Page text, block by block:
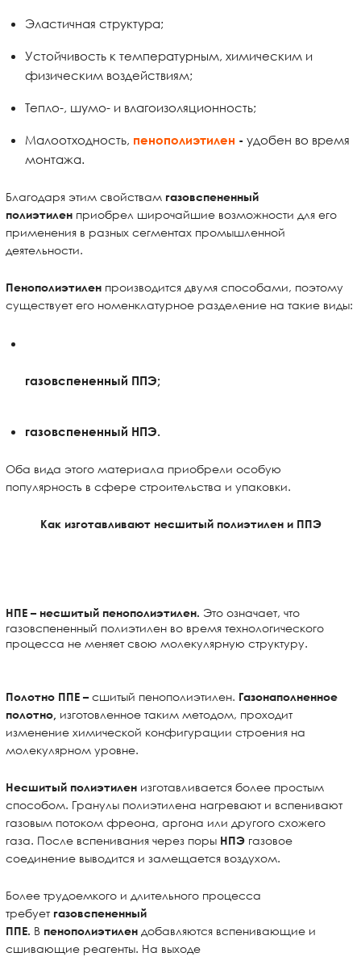
Эластичная структура;
Устойчивость к температурным, химическим и
физическим воздействиям;
Тепло-, шумо- и влагоизоляционность;
Малоотходность, пенополиэтилен - удобен во время
монтажа.
Благодаря этим свойствам газовспененный
полиэтилен приобрел широчайшие возможности для его
применения в разных сегментах промышленной
деятельности.
Пенополиэтилен производится двумя способами, поэтому
существует его номенклатурное разделение на такие виды:
газовспененный ППЭ;
газовспененный НПЭ.
Оба вида этого материала приобрели особую
популярность в сфере строительства и упаковки.
Как изготавливаютнесшитый полиэтилен и ППЭ
НПЕ – несшитый пенополиэтилен. Это означает, что
газовспененный полиэтилен во время технологического
процесса не меняет свою молекулярную структуру.
Полотно ППЕ – сшитый пенополиэтилен. Газонаполненное
полотно, изготовленное таким методом, проходит
изменение химической конфигурации строения на
молекулярном уровне.
Несшитый полиэтилен изготавливается более простым
способом. Гранулы полиэтилена нагревают и вспенивают
газовым потоком фреона, аргона или другого схожего
газа. После вспенивания через поры НПЭ газовое
соединение выводится и замещается воздухом.
Более трудоемкого и длительного процесса
требуетгазовспененный
ППЕ. В пенополиэтилен добавляются вспенивающие и
сшивающие реагенты. На выходе